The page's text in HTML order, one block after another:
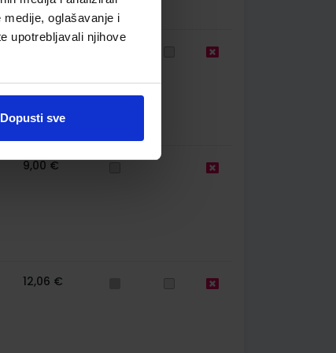
oglašavanje i
upotrebljavali njihove
Dopusti sve
9,00 €
12,06 €